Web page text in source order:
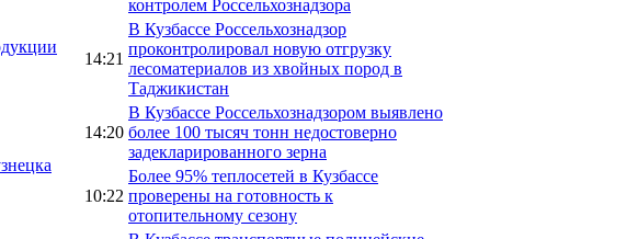
контролем Россельхознадзора
14:21
В Кузбассе Россельхознадзор
проконтролировал новую отгрузку
лесоматериалов из хвойных пород в
Таджикистан
14:20
В Кузбассе Россельхознадзором выявлено
более 100 тысяч тонн недостоверно
задекларированного зерна
10:22
Более 95% теплосетей в Кузбассе
проверены на готовность к
отопительному сезону